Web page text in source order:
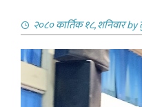
२०८० कार्तिक १८, शनिवारby